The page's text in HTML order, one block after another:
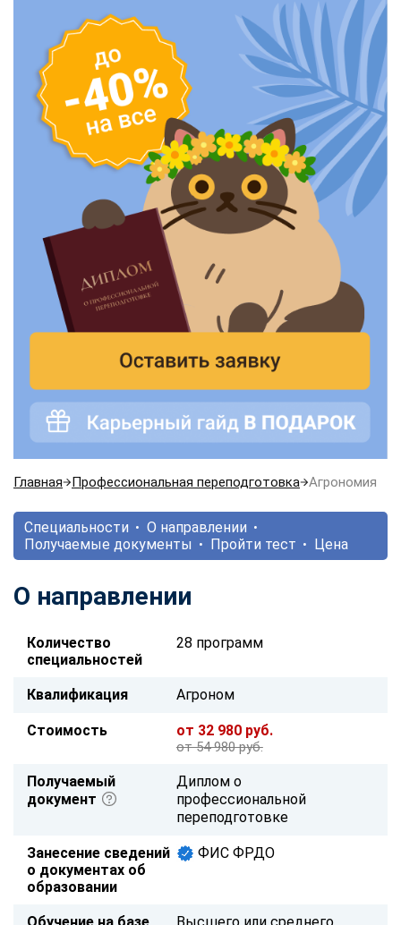
Главная Профессиональная переподготовка Агрономия
Специальности
О направлении
Получаемые документы
Пройти тест Цена
О направлении
Количество
специальностей
28 программ
Квалификация Агроном
Стоимость от 32 980 руб.
от 54 980 руб.
Получаемый
документ
Диплом о
профессиональной
переподготовке
Занесение сведений
о документах об
образовании
ФИС ФРДО